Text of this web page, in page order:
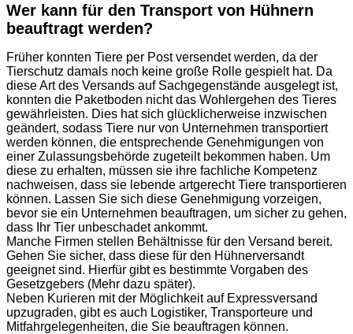
Wer kann für den Transport von Hühnern
beauftragt werden?
Früher konnten Tiere per Post versendet werden, da der
Tierschutz damals noch keine große Rolle gespielt hat. Da
diese Art des Versands auf Sachgegenstände ausgelegt ist,
konnten die Paketboden nicht das Wohlergehen des Tieres
gewährleisten. Dies hat sich glücklicherweise inzwischen
geändert, sodass Tiere nur von Unternehmen transportiert
werden können, die entsprechende Genehmigungen von
einer Zulassungsbehörde zugeteilt bekommen haben. Um
diese zu erhalten, müssen sie ihre fachliche Kompetenz
nachweisen, dass sie lebende artgerecht Tiere transportieren
können. Lassen Sie sich diese Genehmigung vorzeigen,
bevor sie ein Unternehmen beauftragen, um sicher zu gehen,
dass Ihr Tier unbeschadet ankommt.
Manche Firmen stellen Behältnisse für den Versand bereit.
Gehen Sie sicher, dass diese für den Hühnerversandt
geeignet sind. Hierfür gibt es bestimmte Vorgaben des
Gesetzgebers (Mehr dazu später).
Neben Kurieren mit der Möglichkeit auf Expressversand
upzugraden, gibt es auch Logistiker, Transporteure und
Mitfahrgelegenheiten, die Sie beauftragen können.